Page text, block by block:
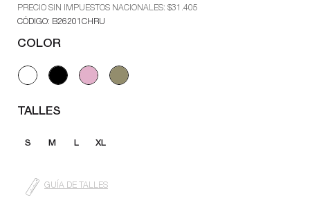
PRECIO SIN IMPUESTOS NACIONALES: $31.405
CÓDIGO: B26201CHRU
COLOR
TALLES
S M L XL
GUÍA DE TALLES